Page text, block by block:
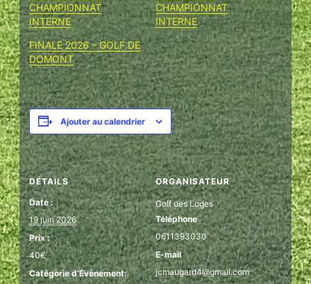
CHAMPIONNAT
INTERNE
CHAMPIONNAT
INTERNE
FINALE 2026 – GOLF DE
DOMONT
Ajouter au calendrier
DÉTAILS
Date :
19 juin 2026
Prix :
40€
Catégorie d’Évènement:
ORGANISATEUR
Golf des Loges
Téléphone
0611393030
E-mail
jcmaugard4@gmail.com